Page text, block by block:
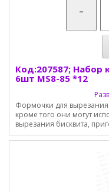
-
Код:207587; Набор
6шт MS8-85 *12
Формочки для вырезания
кроме того они могут
вырезания бисквита,